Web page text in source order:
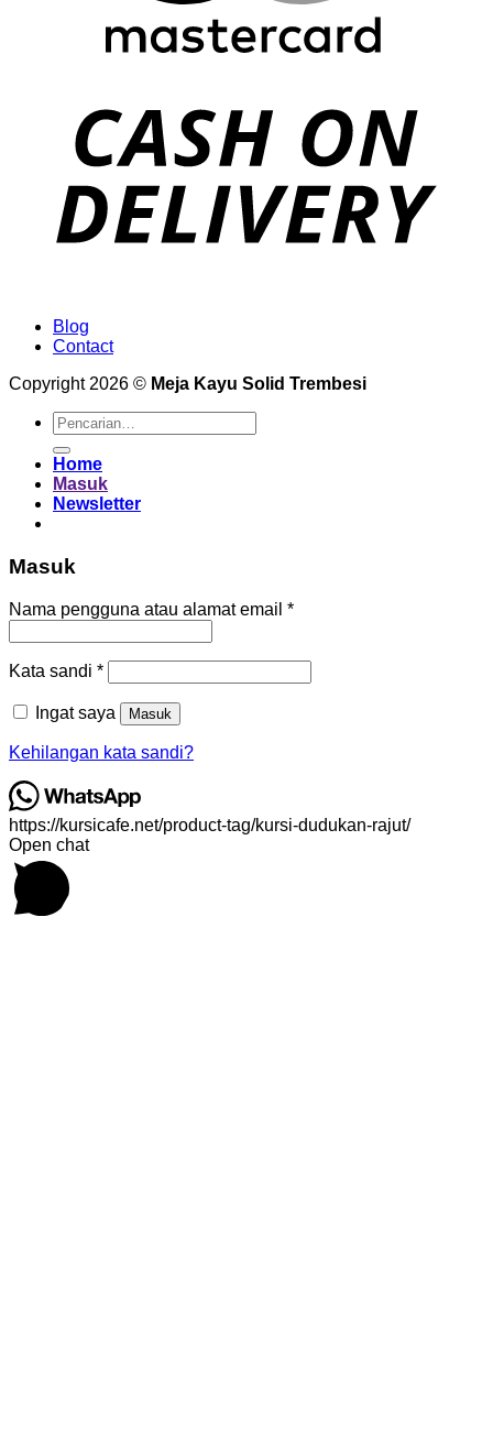
Blog
Contact
Copyright 2026 © Meja Kayu Solid Trembesi
Pencarian
untuk:
Home
Masuk
Newsletter
Masuk
Nama pengguna atau alamat email *Wajib
Kata sandi *Wajib
Ingat saya Masuk
Kehilangan kata sandi?
https://kursicafe.net/product-tag/kursi-dudukan-rajut/
Open chat